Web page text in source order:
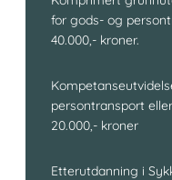
for gods- og
40.000,- kroner.
persontransport
20.000,- kroner
Etterutdanning i